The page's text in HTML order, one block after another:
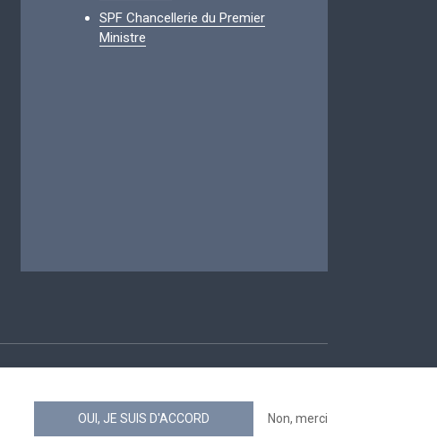
SPF Chancellerie du Premier
Ministre
OUI, JE SUIS D'ACCORD Non, merci